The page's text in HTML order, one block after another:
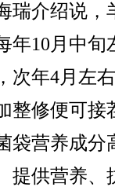
瑞介绍说，
年10月中旬
次年4月左
整修便可接
袋营养成分
提供营养、